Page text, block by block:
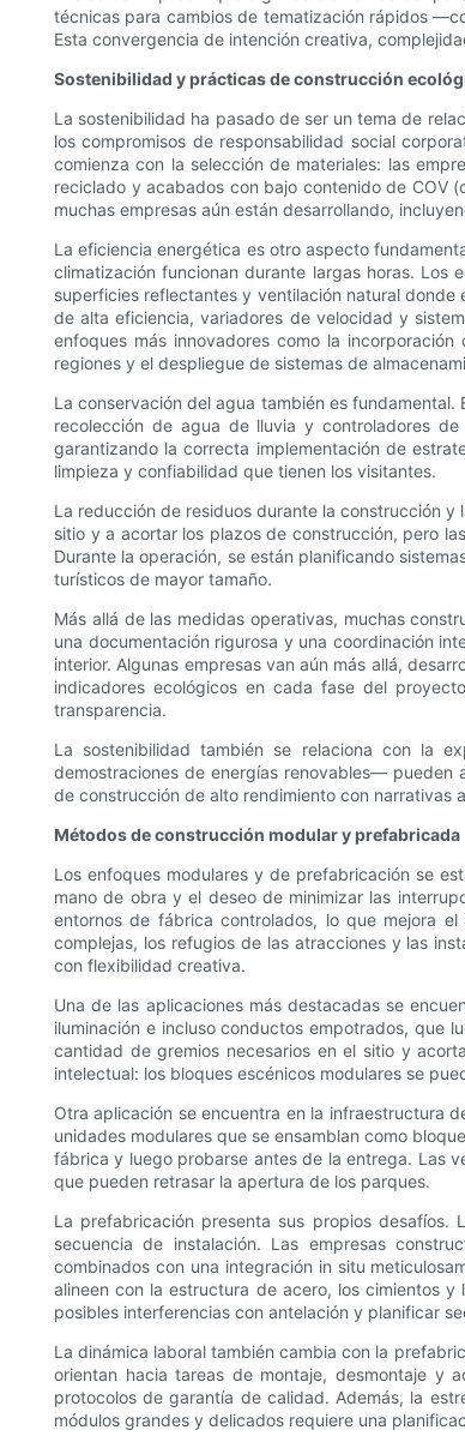
técnicas para cambios de tematización rápidos
Esta convergencia de intención creativa,
Sostenibilidad y prácticas de construcción
La sostenibilidad ha pasado de ser un tema de
los compromisos de responsabilidad social
comienza con la selección de materiales: las
reciclado y acabados con bajo contenido de COV
muchas empresas aún están desarrollando,
La eficiencia energética es otro aspecto
climatización funcionan durante largas horas.
superficies reflectantes y ventilación natural
de alta eficiencia, variadores de velocidad y
enfoques más innovadores como la
regiones y el despliegue de sistemas de
La conservación del agua también es
recolección de agua de lluvia y controladores
garantizando la correcta implementación de
limpieza y confiabilidad que tienen los visitantes.
La reducción de residuos durante la construcción
sitio y a acortar los plazos de construcción, pero
Durante la operación, se están planificando
turísticos de mayor tamaño.
Más allá de las medidas operativas, muchas
una documentación rigurosa y una coordinación
interior. Algunas empresas van aún más allá,
indicadores ecológicos en cada fase del
transparencia.
La sostenibilidad también se relaciona con la
demostraciones de energías renovables— pueden
de construcción de alto rendimiento con narrativas
Métodos de construcción modular y prefabricada
Los enfoques modulares y de prefabricación se
mano de obra y el deseo de minimizar las
entornos de fábrica controlados, lo que mejora
complejas, los refugios de las atracciones y las
con flexibilidad creativa.
Una de las aplicaciones más destacadas se
iluminación e incluso conductos empotrados, que
cantidad de gremios necesarios en el sitio y
intelectual: los bloques escénicos modulares se
Otra aplicación se encuentra en la infraestructura
unidades modulares que se ensamblan como
fábrica y luego probarse antes de la entrega. Las
que pueden retrasar la apertura de los parques.
La prefabricación presenta sus propios
secuencia de instalación. Las empresas
combinados con una integración in situ
alineen con la estructura de acero, los cimientos
posibles interferencias con antelación y planificar
La dinámica laboral también cambia con la
orientan hacia tareas de montaje, desmontaje y
protocolos de garantía de calidad. Además, la
módulos grandes y delicados requiere una